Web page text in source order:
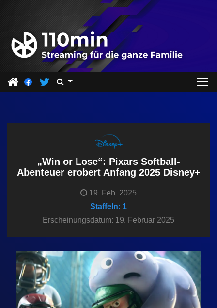
„Win or Lose“: Pixars Softball-
Abenteuer erobert Anfang 2025 Disney+
19. Feb. 2025
Staffeln: 1
Erscheinungsdatum: 19. Februar 2025